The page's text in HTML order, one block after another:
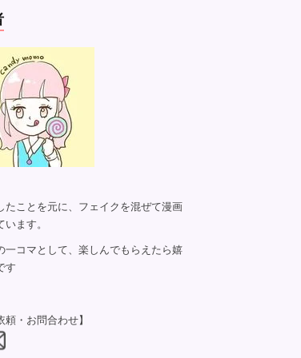
たことを元に、フェイクを混ぜて漫画
います。
一コマとして、楽しんでもらえたら嬉
す
頼・お問合わせ】